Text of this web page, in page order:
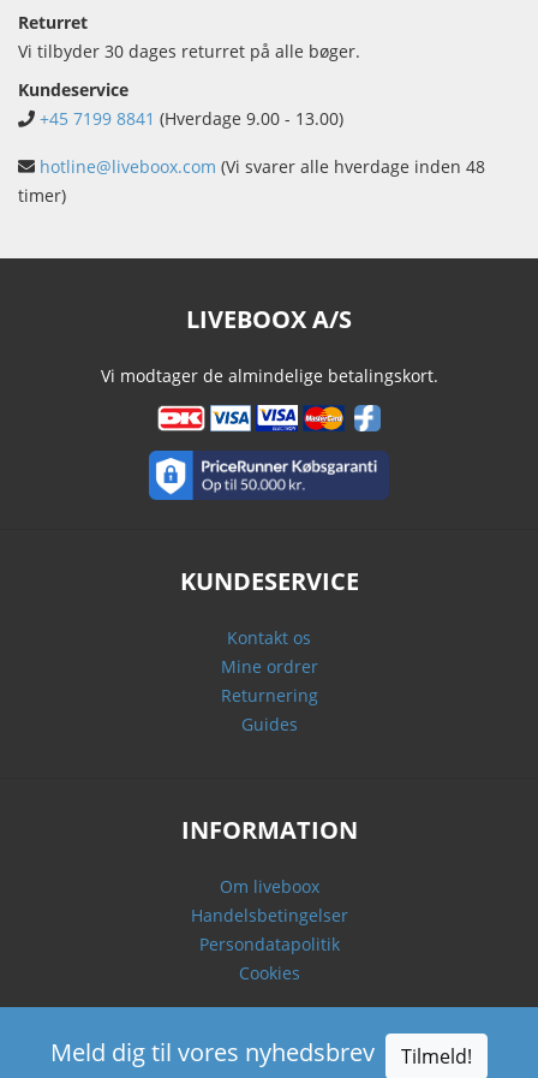
Returret
Vi tilbyder 30 dages returret på alle bøger.
Kundeservice
+45 7199 8841 (Hverdage 9.00 - 13.00)
hotline@liveboox.com (Vi svarer alle hverdage inden 48
timer)
LIVEBOOX A/S
Vi modtager de almindelige betalingskort.
KUNDESERVICE
Kontakt os
Mine ordrer
Returnering
Guides
INFORMATION
Om liveboox
Handelsbetingelser
Persondatapolitik
Cookies
Meld dig til vores nyhedsbrev Tilmeld!